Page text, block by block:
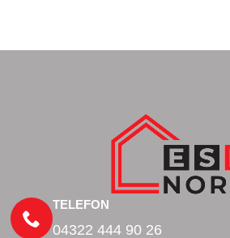
TELEFON
04322 444 90 26